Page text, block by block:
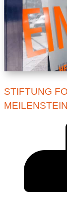
STIFTUNG